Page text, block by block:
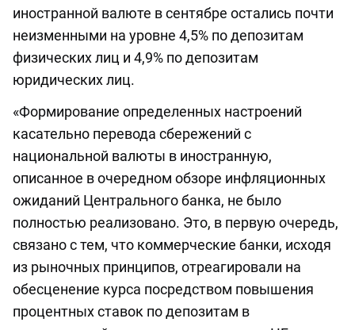
иностранной валюте в сентябре остались почти
неизменными на уровне 4,5% по депозитам
физических лиц и 4,9% по депозитам
юридических лиц.
«Формирование определенных настроений
касательно перевода сбережений с
национальной валюты в иностранную,
описанное в очередном обзоре инфляционных
ожиданий Центрального банка, не было
полностью реализовано. Это, в первую очередь,
связано с тем, что коммерческие банки, исходя
из рыночных принципов, отреагировали на
обесценение курса посредством повышения
процентных ставок по депозитам в